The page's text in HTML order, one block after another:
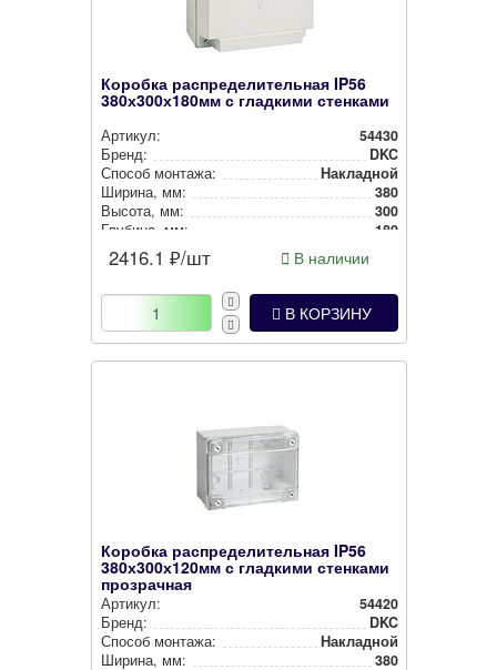
Коробка распределительная IP56
380х300х180мм с гладкими стенками
Артикул:
54430
Бренд:
DKC
Способ монтажа:
Накладной
Ширина, мм:
380
Высота, мм:
300
Глубина, мм:
180
Степень защиты:
Цвет:
Серый
2416.1 ₽/шт В наличии
В КОРЗИНУ
Коробка распределительная IP56
380х300х120мм с гладкими стенками
прозрачная
Артикул:
54420
Бренд:
DKC
Способ монтажа:
Накладной
Ширина, мм:
380